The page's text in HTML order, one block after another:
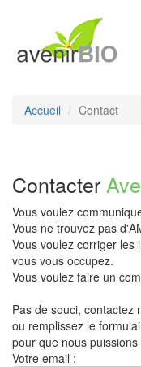
Accueil Contact
Contacter
Vous voulez
Vous ne trouvez pas
Vous voulez corriger les
vous vous occupez.
Vous voulez faire un
Pas de souci, contactez
ou remplissez le
pour que nous
Votre email :